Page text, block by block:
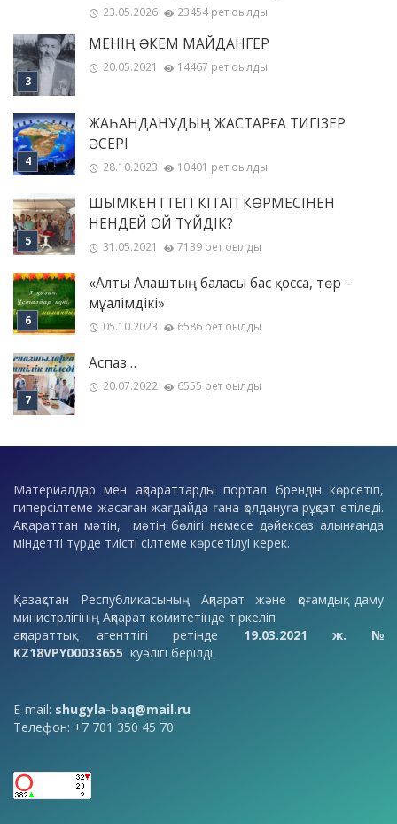
23.05.2026 23454 рет оқылды
МЕНІҢ ƏКЕМ МАЙДАНГЕР
20.05.2021 14467 рет оқылды
ЖАҺАНДАНУДЫҢ ЖАСТАРҒА ТИГІЗЕР
ӘСЕРІ
28.10.2023 10401 рет оқылды
ШЫМКЕНТТЕГІ КІТАП КӨРМЕСІНЕН
НЕНДЕЙ ОЙ ТҮЙДІК?
31.05.2021 7139 рет оқылды
«Алты Алаштың баласы бас қосса, төр –
мұғалімдікі»
05.10.2023 6586 рет оқылды
Аспаз…
20.07.2022 6555 рет оқылды
Материалдар мен ақпараттарды портал брендін көрсетіп,
гиперсілтеме жасаған жағдайда ғана қолдануға рұқсат етіледі.
Ақпараттан мәтін, мәтін бөлігі немесе дәйексөз алынғанда
міндетті түрде тиісті сілтеме көрсетілуі керек.
Қазақстан Республикасының Ақпарат және қоғамдық даму
министрлігінің Ақпарат комитетінде тіркеліп
ақпараттық агенттігі ретінде 19.03.2021 ж. №
KZ18VPY00033655 куәлігі берілді.
E-mail: shugyla-baq@mail.ru
Телефон: +7 701 350 45 70